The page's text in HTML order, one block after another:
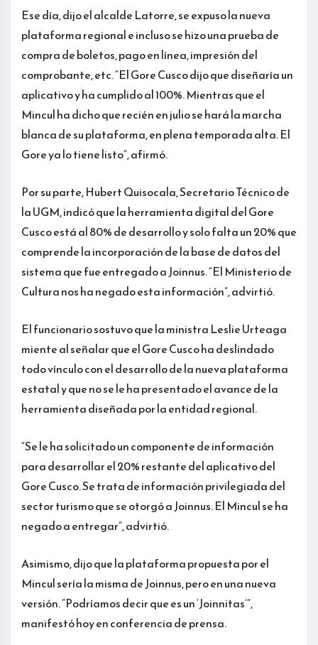
Ese día, dijo el alcalde Latorre, se expuso la nueva
plataforma regional e incluso se hizo una prueba de
compra de boletos, pago en línea, impresión del
comprobante, etc. “El Gore Cusco dijo que diseñaría un
aplicativo y ha cumplido al 100%. Mientras que el
Mincul ha dicho que recién en julio se hará la marcha
blanca de su plataforma, en plena temporada alta. El
Gore ya lo tiene listo”, afirmó.
Por su parte, Hubert Quisocala, Secretario Técnico de
la UGM, indicó que la herramienta digital del Gore
Cusco está al 80% de desarrollo y solo falta un 20% que
comprende la incorporación de la base de datos del
sistema que fue entregado a Joinnus. “El Ministerio de
Cultura nos ha negado esta información”, advirtió.
El funcionario sostuvo que la ministra Leslie Urteaga
miente al señalar que el Gore Cusco ha deslindado
todo vínculo con el desarrollo de la nueva plataforma
estatal y que no se le ha presentado el avance de la
herramienta diseñada por la entidad regional.
“Se le ha solicitado un componente de información
para desarrollar el 20% restante del aplicativo del
Gore Cusco. Se trata de información privilegiada del
sector turismo que se otorgó a Joinnus. El Mincul se ha
negado a entregar”, advirtió.
Asimismo, dijo que la plataforma propuesta por el
Mincul sería la misma de Joinnus, pero en una nueva
versión. “Podríamos decir que es un ‘Joinnitas’”,
manifestó hoy en conferencia de prensa.